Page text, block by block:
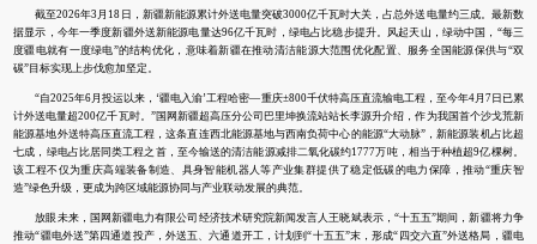
截至2026年3月18日，新疆新能源累计外送电量突破3000亿千瓦时大关，占总外送电量约三成。最新数
据显示，今年一季度新疆外送新能源电量达96亿千瓦时，绿电占比稳步提升。风起天山，绿动中国，“每三
度疆电就有一度绿电”的结构优化，意味着新疆在推动清洁能源大范围优化配置、服务全国能源保供与“双
碳”目标实现上步伐愈加坚定。
“自2025年6月投运以来，‘疆电入渝’工程哈密—重庆±800千伏特高压直流输电工程，至今年4月7日已累
计外送电量超200亿千瓦时。”国网新疆超高压分公司巴里坤换流站站长李源升介绍，作为我国首个沙戈荒新
能源基地外送特高压直流工程，这条直连西北能源基地与西南负荷中心的能源“大动脉”，新能源装机占比超
七成，绿电占比居同类工程之首，至今输送的清洁能源减排二氧化碳约1777万吨，相当于种植超9亿棵树。
该工程不仅为重庆高端装备制造、具身智能机器人等产业集群提供了稳定低碳的电力保障，推动“重庆智
造”绿色升级，更成为跨区域能源协同与产业联动发展的典范。
放眼未来，国网新疆电力有限公司经济技术研究院新闻发言人王晓斌表示，“十五五”期间，新疆将力争
推动“疆电外送”第四通道投产，外送五、六通道开工，计划到“十五五”末，形成“四交六直”外送格局，疆电